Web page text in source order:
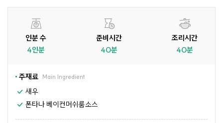
인분 수
4인분
준비시간
40분
조리시간
40분
주재료 Main Ingredient
새우
폰타나 베이컨머쉬룸소스